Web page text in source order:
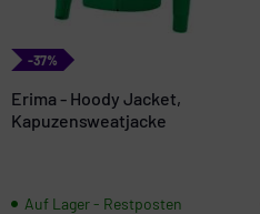
-37%
Erima - Hoody Jacket,
Kapuzensweatjacke
Auf Lager - Restposten